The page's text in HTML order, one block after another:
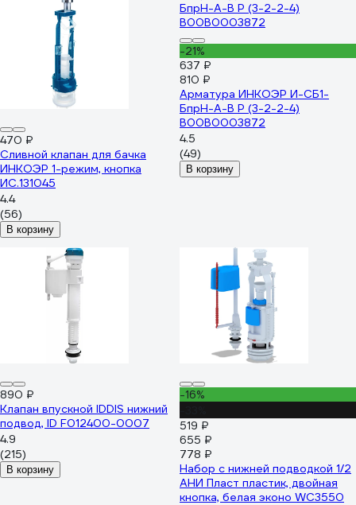
470 ₽
Сливной клапан для бачка
ИНКОЭР 1-режим, кнопка
ИС.131045
4.4
(56)
В корзину
-21%
637 ₽
810 ₽
Арматура ИНКОЭР И-СБ1-
БпрН-А-В Р (3-2-2-4)
В00В0003872
4.5
(49)
В корзину
890 ₽
Клапан впускной IDDIS нижний
подвод, ID F012400-0007
4.9
(215)
В корзину
-16%
519 ₽
655 ₽
778 ₽
Набор с нижней подводкой 1/2
АНИ Пласт пластик, двойная
кнопка, белая эконо WC3550